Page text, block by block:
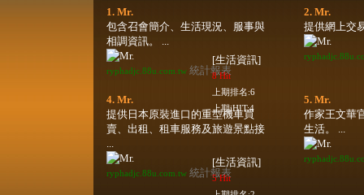
1. Mr.
包含召會簡介、生活現況、服事與
相調資訊。 ...
[生活資訊]
8 Hit
上期排名:6
上期iHIT:4
ryphadjc.88u.com.tw 統計報表
2. Mr.
提供網上交
4. Mr.
提供日本原裝進口的重型機車買
賣、出租、租車服務及旅遊景點接
...
[生活資訊]
5 Hit
ryphadjc.88u.com.tw 統計報表
5. Mr.
作家王文華
生活。 ...